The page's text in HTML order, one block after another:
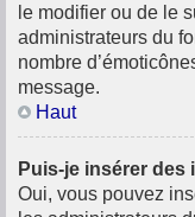
le modifier ou de le
administrateurs du
nombre
message.
Haut
Puis-je insérer des
Oui, vous pouvez